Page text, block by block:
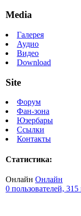
Media
Галерея
Аудио
Видео
Download
Site
Форум
Фан-зона
Юзербары
Ссылки
Контакты
Статистика:
Онлайн Онлайн
0 пользователей, 315